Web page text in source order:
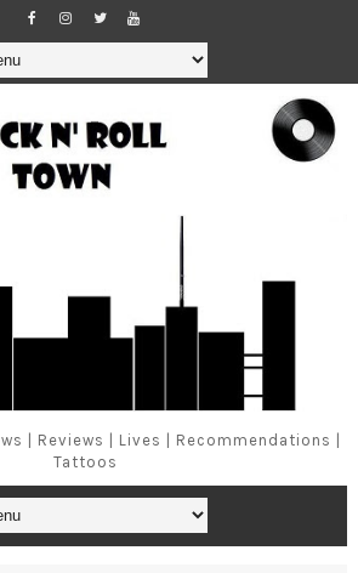
| Reviews | Lives | Recommendations |
Tattoos